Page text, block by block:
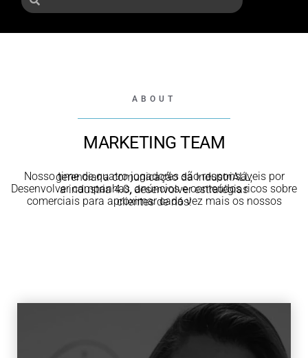
ABOUT
MARKETING TEAM
Nosso time de quatro jogadores são responsáveis por gerenciar a comunicação da IndustriALL;
Desenvolver campanhas, anúncios e conteúdos ricos sobre a industria 4.0,desenvolver estratégias
comerciais para aproximar cada vez mais os nossos clientes de nós!